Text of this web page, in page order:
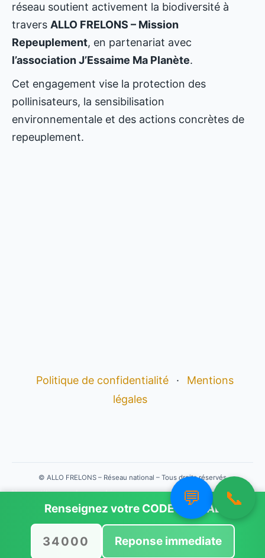
Nous utilisons des cookies pour vous offrir la meilleure
expérience sur notre site.
Vous pouvez en savoir plus sur les cookies que nous
utilisons ou les désactiver dansparamètres.
Accepter Rejeter
réseau soutient activement la biodiversité à
travers ALLO FRELONS – Mission
Repeuplement, en partenariat avec
l’association J’Essaime Ma Planète.
Cet engagement vise la protection des
pollinisateurs, la sensibilisation
environnementale et des actions concrètes de
repeuplement.
Politique de confidentialité ·
Mentions
légales
© ALLO FRELONS – Réseau national – Tous droits réservés
💬 📞
Renseignez votre CODE POSTAL
Reponse immediate